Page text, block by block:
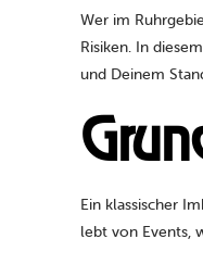
Wer im
Risiken. In
und Deinem
Ein klassischer
lebt von Events,